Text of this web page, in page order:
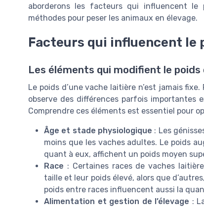
aborderons les facteurs qui influencent le
méthodes pour peser les animaux en élevage.
Facteurs qui influencent le
Les éléments qui modifient le poids
Le poids d’une vache laitière n’est jamais
observe des différences parfois importantes
Comprendre ces éléments est essentiel pour
Âge et stade physiologique : Les
moins que les vaches adultes. Le poids
quant à eux, affichent un poids moyen
Race : Certaines races de vaches
taille et leur poids élevé, alors que
poids entre races influencent aussi la
Alimentation et gestion de l’élevage :